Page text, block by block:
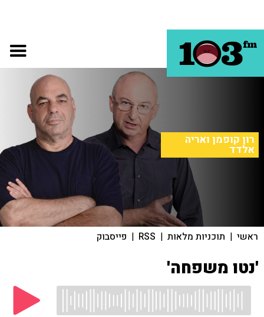
רון קופמן ואריה
אלדד
ראשי | תוכניות מלאות |
RSS
| פייסבוק
'נטו משפחה'